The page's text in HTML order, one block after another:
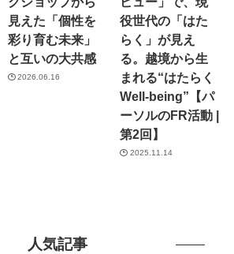
見えた「個性を
彩り育む未来」
と互いの大共感
2026.06.16
役世代の「はた
らく」が見え
る。越境から生
まれる“はたらく
Well-being”【パ
ーソルのFR活動 |
第2回】
2025.11.14
人気記事